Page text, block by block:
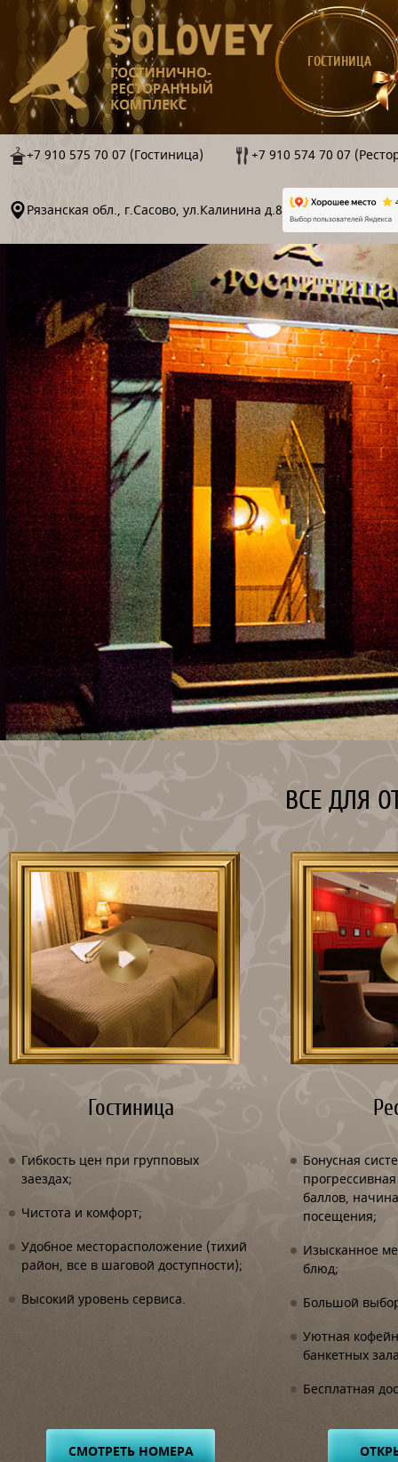
ГОСТИНИЦА
+7 910 575 70 07 (Гостиница) +7 910 574 70 07
Рязанская обл., г.Сасово, ул.Калинина д.8
ВСЕ ДЛЯ
Гостиница
Гибкость цен при групповых
заездах;
Чистота и комфорт;
Удобное месторасположение (тихий
район, все в шаговой доступности);
Высокий уровень сервиса.
СМОТРЕТЬ НОМЕРА
Бонусная
баллов,
посещения;
Изысканное
блюд;
Большой
Уютная
банкетных
Бесплатная